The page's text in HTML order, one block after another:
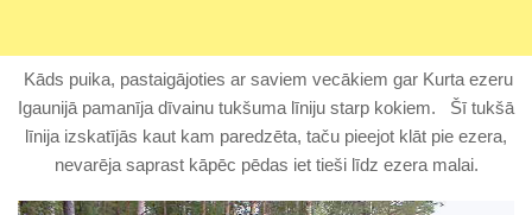
Kāds puika, pastaigājoties ar saviem vecākiem gar Kurta ezeru
Igaunijā pamanīja dīvainu tukšuma līniju starp kokiem.
Šī tukšā
līnija izskatījās kaut kam paredzēta, taču pieejot klāt pie ezera,
nevarēja saprast kāpēc pēdas iet tieši līdz ezera malai.